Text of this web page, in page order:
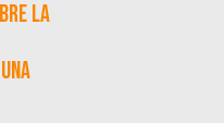
la